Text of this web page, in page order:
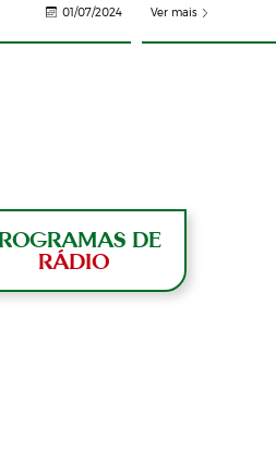
01/07/2024 Ver mais
DE
RÁDIO